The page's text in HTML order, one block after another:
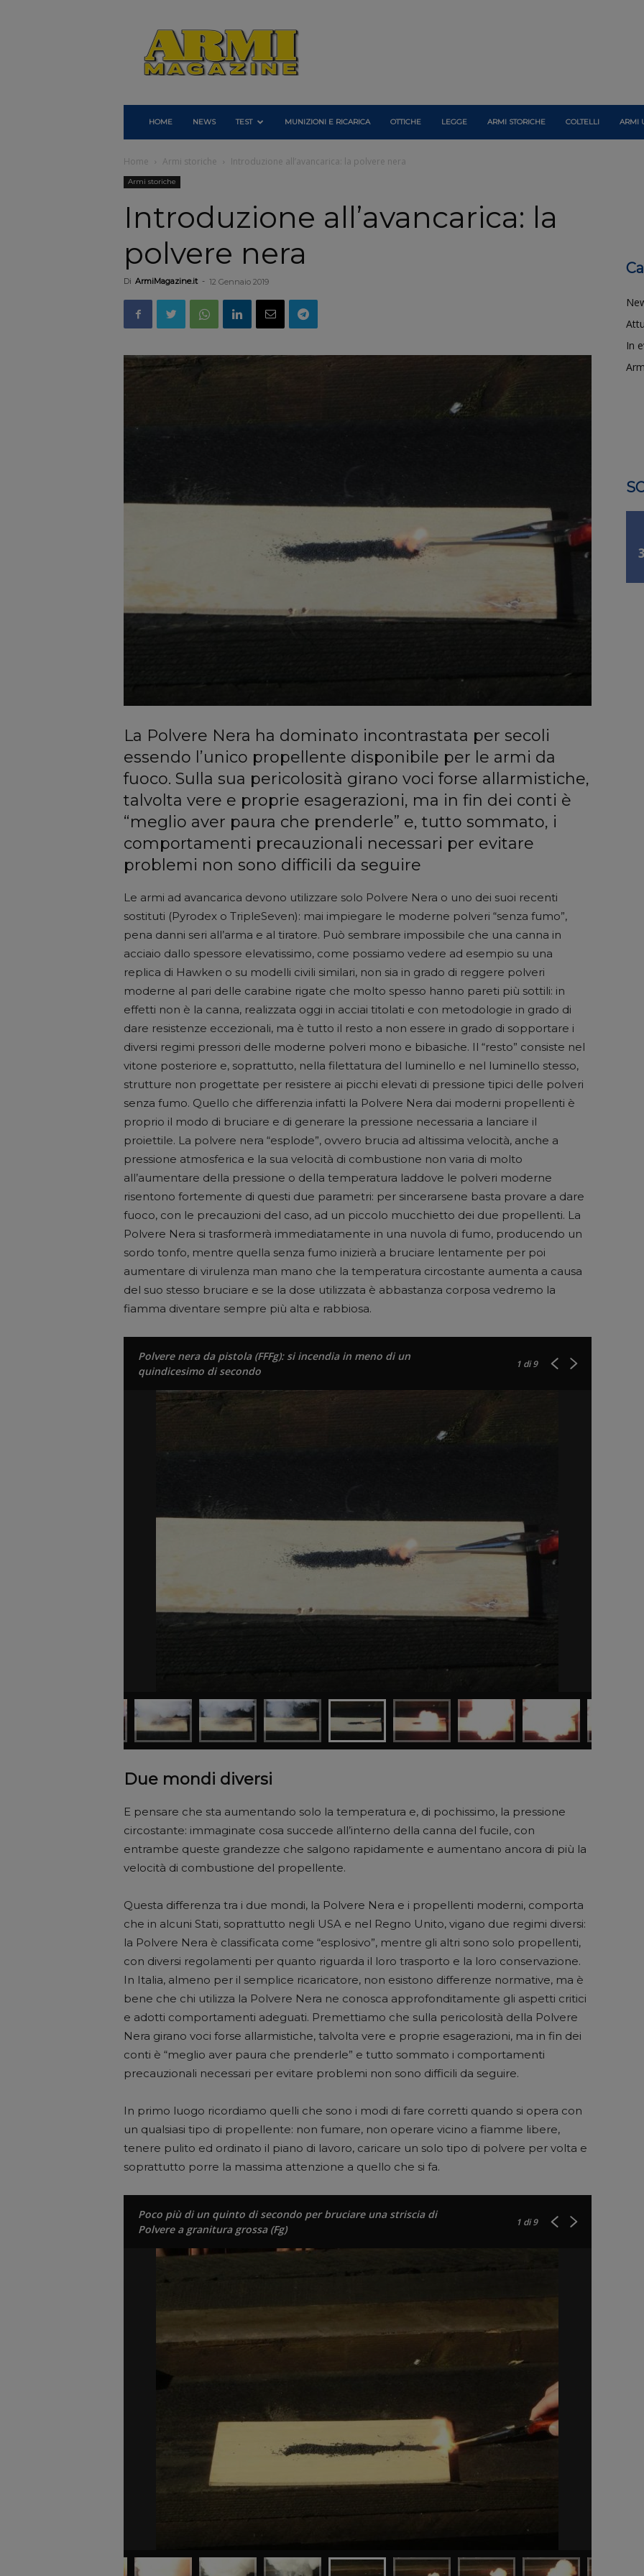
Armi
Magazine
HOME NEWS TEST MUNIZIONI E RICARICA OTTICHE LEGGE ARMI STORICHE COLTELLI ARMI
Home Armi storiche Introduzione all’avancarica: la polvere nera
Armi storiche
Introduzione all’avancarica: la
polvere nera
Di ArmiMagazine.it - 12 Gennaio 2019
La Polvere Nera ha dominato incontrastata per secoli
essendo l’unico propellente disponibile per le armi da
fuoco. Sulla sua pericolosità girano voci forse allarmistiche,
talvolta vere e proprie esagerazioni, ma in fin dei conti è
“meglio aver paura che prenderle” e, tutto sommato, i
comportamenti precauzionali necessari per evitare
problemi non sono difficili da seguire
Le armi ad avancarica devono utilizzare solo Polvere Nera o uno dei suoi recenti
sostituti (Pyrodex o TripleSeven): mai impiegare le moderne polveri “senza fumo”,
pena danni seri all’arma e al tiratore. Può sembrare impossibile che una canna in
acciaio dallo spessore elevatissimo, come possiamo vedere ad esempio su una
replica di Hawken o su modelli civili similari, non sia in grado di reggere polveri
moderne al pari delle carabine rigate che molto spesso hanno pareti più sottili: in
effetti non è la canna, realizzata oggi in acciai titolati e con metodologie in grado di
dare resistenze eccezionali, ma è tutto il resto a non essere in grado di sopportare i
diversi regimi pressori delle moderne polveri mono e bibasiche. Il “resto” consiste nel
vitone posteriore e, soprattutto, nella filettatura del luminello e nel luminello stesso,
strutture non progettate per resistere ai picchi elevati di pressione tipici delle polveri
senza fumo. Quello che differenzia infatti la Polvere Nera dai moderni propellenti è
proprio il modo di bruciare e di generare la pressione necessaria a lanciare il
proiettile. La polvere nera “esplode”, ovvero brucia ad altissima velocità, anche a
pressione atmosferica e la sua velocità di combustione non varia di molto
all’aumentare della pressione o della temperatura laddove le polveri moderne
risentono fortemente di questi due parametri: per sincerarsene basta provare a dare
fuoco, con le precauzioni del caso, ad un piccolo mucchietto dei due propellenti. La
Polvere Nera si trasformerà immediatamente in una nuvola di fumo, producendo un
sordo tonfo, mentre quella senza fumo inizierà a bruciare lentamente per poi
aumentare di virulenza man mano che la temperatura circostante aumenta a causa
del suo stesso bruciare e se la dose utilizzata è abbastanza corposa vedremo la
fiamma diventare sempre più alta e rabbiosa.
Polvere nera da pistola (FFFg): si incendia in meno di un
quindicesimo di secondo
1di 9
Due mondi diversi
E pensare che sta aumentando solo la temperatura e, di pochissimo, la pressione
circostante: immaginate cosa succede all’interno della canna del fucile, con
entrambe queste grandezze che salgono rapidamente e aumentano ancora di più la
velocità di combustione del propellente.
Questa differenza tra i due mondi, la Polvere Nera e i propellenti moderni, comporta
che in alcuni Stati, soprattutto negli USA e nel Regno Unito, vigano due regimi diversi:
la Polvere Nera è classificata come “esplosivo”, mentre gli altri sono solo propellenti,
con diversi regolamenti per quanto riguarda il loro trasporto e la loro conservazione.
In Italia, almeno per il semplice ricaricatore, non esistono differenze normative, ma è
bene che chi utilizza la Polvere Nera ne conosca approfonditamente gli aspetti critici
e adotti comportamenti adeguati. Premettiamo che sulla pericolosità della Polvere
Nera girano voci forse allarmistiche, talvolta vere e proprie esagerazioni, ma in fin dei
conti è “meglio aver paura che prenderle” e tutto sommato i comportamenti
precauzionali necessari per evitare problemi non sono difficili da seguire.
In primo luogo ricordiamo quelli che sono i modi di fare corretti quando si opera con
un qualsiasi tipo di propellente: non fumare, non operare vicino a fiamme libere,
tenere pulito ed ordinato il piano di lavoro, caricare un solo tipo di polvere per volta e
soprattutto porre la massima attenzione a quello che si fa.
Poco più di un quinto di secondo per bruciare una striscia di
Polvere a granitura grossa (Fg)
1di 9
In